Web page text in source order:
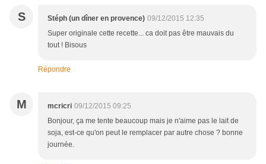
S Stéph (un dîner en provence) 09/12/2015 12:35
Super originale cette recette... ca doit pas être mauvais du
tout ! Bisous
Répondre
M mcricri 09/12/2015 09:25
Bonjour, ça me tente beaucoup mais je n'aime pas le lait de
soja, est-ce qu'on peut le remplacer par autre chose ? bonne
journée.